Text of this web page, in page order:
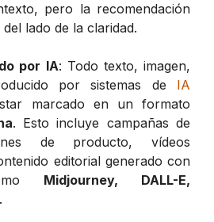
pero la recomendación
lado de la claridad.
por IA: Todo texto, imagen,
por sistemas de IA
marcado en un formato
. Esto incluye campañas de
de producto, vídeos
editorial generado con
Midjourney, DALL-E,
.